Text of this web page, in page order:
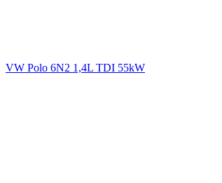
VW Polo 6N2 1,4L TDI 55kW